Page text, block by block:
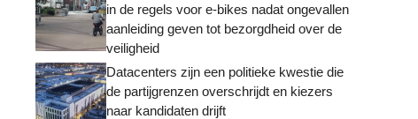
in de regels voor e-bikes nadat ongevallen
aanleiding geven tot bezorgdheid over de
veiligheid
Datacenters zijn een politieke kwestie die
de partijgrenzen overschrijdt en kiezers
naar kandidaten drijft